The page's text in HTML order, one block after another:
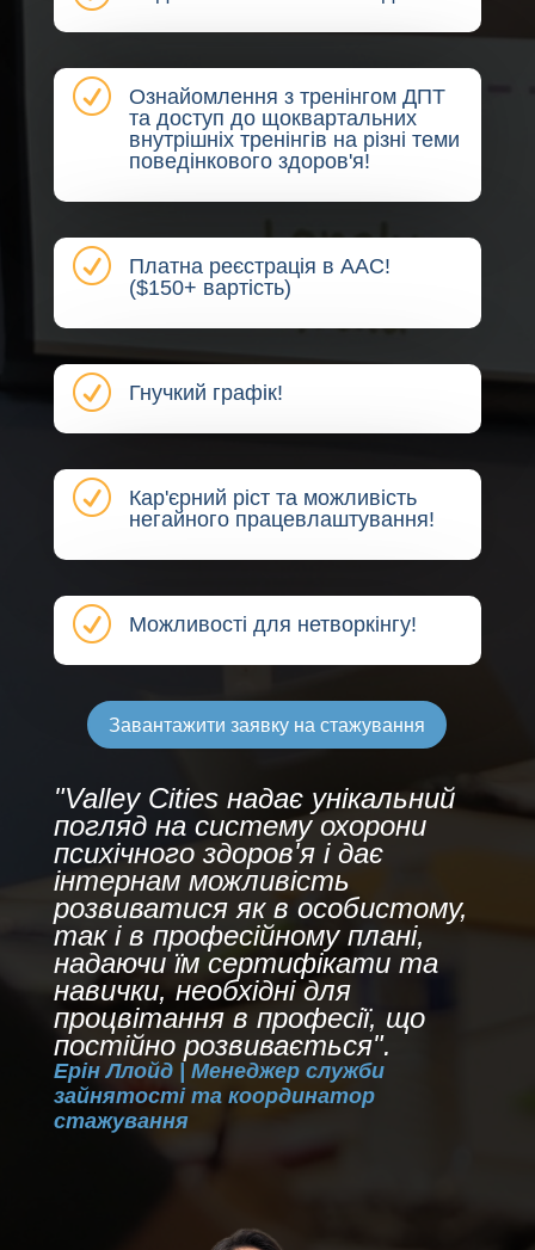
R
Ознайомлення з тренінгом ДПТ
та доступ до щоквартальних
внутрішніх тренінгів на різні теми
поведінкового здоров'я!
R
Платна реєстрація в AAC!
($150+ вартість)
R Гнучкий графік!
R
Кар'єрний ріст та можливість
негайного працевлаштування!
R Можливості для нетворкінгу!
Завантажити заявку на стажування
"Valley Cities надає унікальний
погляд на систему охорони
психічного здоров'я і дає
інтернам можливість
розвиватися як в особистому,
так і в професійному плані,
надаючи їм сертифікати та
навички, необхідні для
процвітання в професії, що
постійно розвивається".
Ерін Ллойд | Менеджер служби
зайнятості та координатор
стажування